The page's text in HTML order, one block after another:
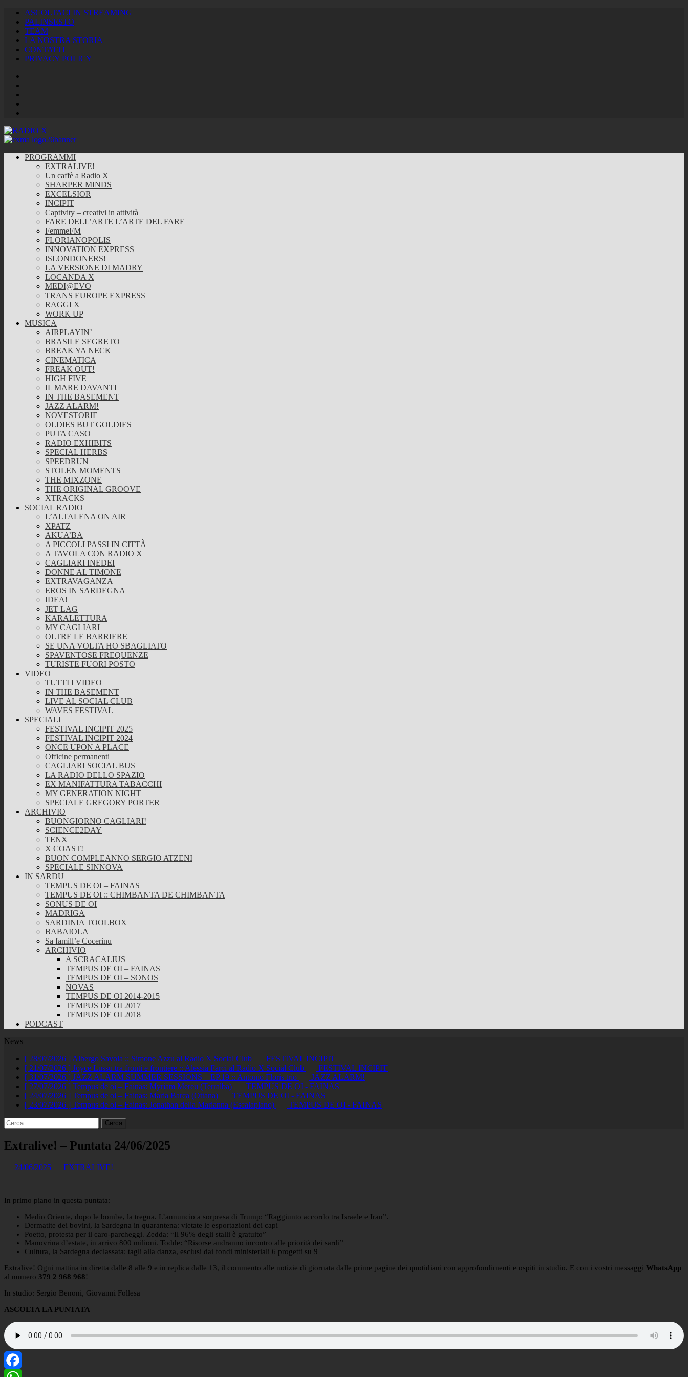
ASCOLTACI IN STREAMING
PALINSESTO
TEAM
LA NOSTRA STORIA
CONTATTI
PRIVACY POLICY
PROGRAMMI
EXTRALIVE!
Un caffè a Radio X
SHARPER MINDS
EXCELSIOR
INCIPIT
Captivity – creativi in attività
FARE DELL’ARTE L’ARTE DEL FARE
FemmeFM
FLORIANOPOLIS
INNOVATION EXPRESS
ISLONDONERS!
LA VERSIONE DI MADRY
LOCANDA X
MEDI@EVO
TRANS EUROPE EXPRESS
RAGGI X
WORK UP
MUSICA
AIRPLAYIN’
BRASILE SEGRETO
BREAK YA NECK
CINEMATICA
FREAK OUT!
HIGH FIVE
IL MARE DAVANTI
IN THE BASEMENT
JAZZ ALARM!
NOVESTORIE
OLDIES BUT GOLDIES
PUTA CASO
RADIO EXHIBITS
SPECIAL HERBS
SPEEDRUN
STOLEN MOMENTS
THE MIXZONE
THE ORIGINAL GROOVE
XTRACKS
SOCIAL RADIO
L’ALTALENA ON AIR
XPATZ
AKUA’BA
A PICCOLI PASSI IN CITTÀ
A TAVOLA CON RADIO X
CAGLIARI INEDEI
DONNE AL TIMONE
EXTRAVAGANZA
EROS IN SARDEGNA
IDEA!
JET LAG
KARALETTURA
MY CAGLIARI
OLTRE LE BARRIERE
SE UNA VOLTA HO SBAGLIATO
SPAVENTOSE FREQUENZE
TURISTE FUORI POSTO
VIDEO
TUTTI I VIDEO
IN THE BASEMENT
LIVE AL SOCIAL CLUB
WAVES FESTIVAL
SPECIALI
FESTIVAL INCIPIT 2025
FESTIVAL INCIPIT 2024
ONCE UPON A PLACE
Officine permanenti
CAGLIARI SOCIAL BUS
LA RADIO DELLO SPAZIO
EX MANIFATTURA TABACCHI
MY GENERATION NIGHT
SPECIALE GREGORY PORTER
ARCHIVIO
BUONGIORNO CAGLIARI!
SCIENCE2DAY
TENX
X COAST!
BUON COMPLEANNO SERGIO ATZENI
SPECIALE SINNOVA
IN SARDU
TEMPUS DE OI – FAINAS
TEMPUS DE OI :: CHIMBANTA DE CHIMBANTA
SONUS DE OI
MADRIGA
SARDINIA TOOLBOX
BABAIOLA
Sa famill’e Cocerinu
ARCHIVIO
A SCRACALIUS
TEMPUS DE OI – FAINAS
TEMPUS DE OI – SONOS
NOVAS
TEMPUS DE OI 2014-2015
TEMPUS DE OI 2017
TEMPUS DE OI 2018
PODCAST
News
[ 28/07/2026 ] Albergo Savoia :: Simone Azzu al Radio X Social Club
FESTIVAL INCIPIT
[ 21/07/2026 ] Joyce Lussu tra fronti e frontiere :: Alessia Farci al Radio X Social Club
FESTIVAL INCIPIT
[ 31/07/2026 ] JAZZ ALARM SUMMER SESSIONS – EP.19 :: Antonio Floris trio
JAZZ ALARM!
[ 27/07/2026 ] Tempus de oi – Fainas: Myriam Mereu (Terralba)
TEMPUS DE OI - FAINAS
[ 24/07/2026 ] Tempus de oi – Fainas: Maria Barca (Ottana)
TEMPUS DE OI - FAINAS
[ 23/07/2026 ] Tempus de oi – Fainas: Jonathan della Marianna (Escalaplano)
TEMPUS DE OI - FAINAS
Ricerca
per:
Extralive! – Puntata 24/06/2025
24/06/2025 EXTRALIVE!
In primo piano in questa puntata:
Medio Oriente, dopo le bombe, la tregua. L’annuncio a sorpresa di Trump: “Raggiunto accordo tra Israele e Iran”.
Dermatite dei bovini, la Sardegna in quarantena: vietate le esportazioni dei capi
Poetto, protesta per il caro-parcheggi. Zedda: “Il 96% degli stalli è gratuito”
Manovrina d’estate, in arrivo 800 milioni. Todde: “Risorse andranno incontro alle priorità dei sardi”
Cultura, la Sardegna declassata: tagli alla danza, esclusi dai fondi ministeriali 6 progetti su 9
Extralive! Ogni mattina in diretta dalle 8 alle 9 e in replica dalle 13, il commento alle notizie di giornata dalle prime pagine dei quotidiani con approfondimenti e ospiti in studio. E con i vostri messaggi WhatsApp
al numero 379 2 968 968!
In studio: Sergio Benoni, Giovanni Follesa
ASCOLTA LA PUNTATA